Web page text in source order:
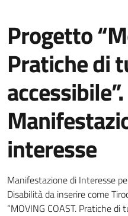
Progetto
Pratiche di
accessibile”.
interesse
Dettagli della
Manifestazione di Interesse
Disabilitàda inserire come
“MOVING COAST. Pratiche di